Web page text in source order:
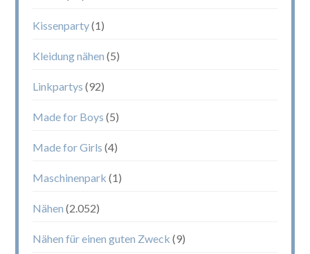
Kissenparty(1)
Kleidung nähen (5)
Linkpartys (92)
Made for Boys (5)
Made for Girls (4)
Maschinenpark (1)
Nähen (2.052)
Nähen für einen guten Zweck (9)